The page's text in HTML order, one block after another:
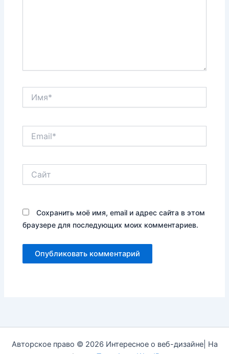
Сохранить моё имя, email и адрес сайта в этом
браузере для последующих моих комментариев.
Авторское право © 2026 Интересное о веб-дизайне| На